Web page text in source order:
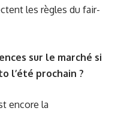
les règles du fair-
sur le marché si
l’été prochain ?
encore la